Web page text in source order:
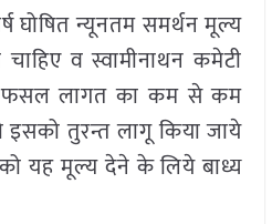
घोषित न्यूनतम समर्थन मूल्य
चाहिए व स्वामीनाथन कमेटी
फसल लागत का कम से कम
तुरन्त लागू किया जाये
यह मूल्य देने के लिये बाध्य